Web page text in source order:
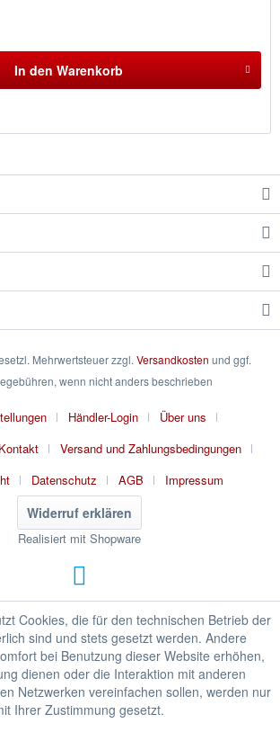
In den Warenkorb
Mehrwertsteuer zzgl. Versandkosten und ggf.
wenn nicht anders beschrieben
Händler-Login
Über uns
Kontakt
Versand und Zahlungsbedingungen
Datenschutz AGB Impressum
Widerruf erklären
Realisiert mit Shopware
Cookies, die für den technischen Betrieb der
sind und stets gesetzt werden. Andere
bei Benutzung dieser Website erhöhen,
dienen oder die Interaktion mit anderen
Netzwerken vereinfachen sollen, werden nur
Ihrer Zustimmung gesetzt.